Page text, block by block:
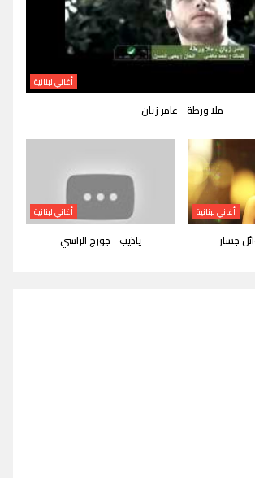
أغاني لبنانية
ملا ورطة - عامر زيان
أغاني لبنانية
جسار
أغاني لبنانية
ياذيب - جورج الراسي